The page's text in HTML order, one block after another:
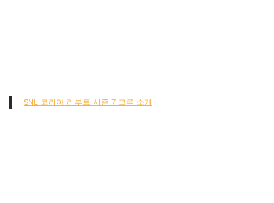
SNL 코리아 리부트 시즌 7 크루 소개